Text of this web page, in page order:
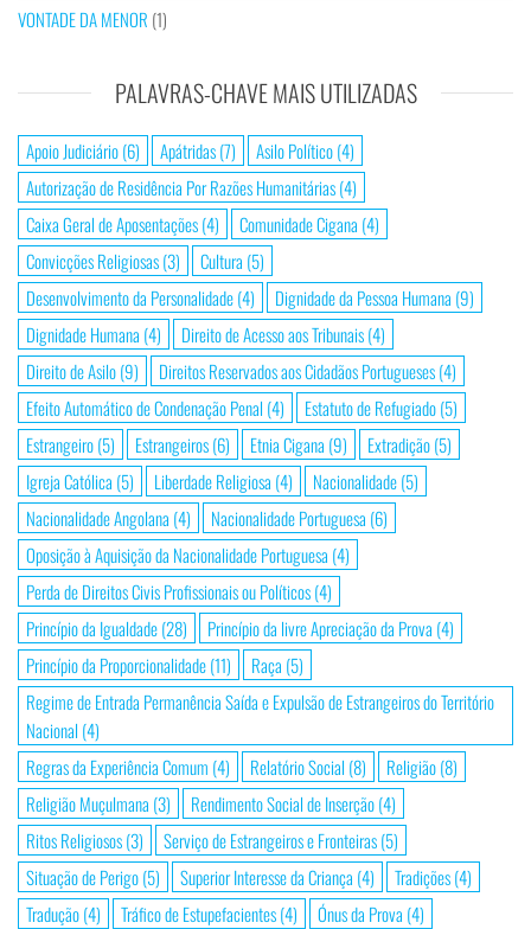
VONTADE DA MENOR (1)
PALAVRAS-CHAVE MAIS UTILIZADAS
Apoio Judiciário(6) Apátridas(7) Asilo Político(4)
Autorização de Residência Por Razões Humanitárias(4)
Caixa Geral de Aposentações(4) Comunidade Cigana (4)
Convicções Religiosas(3) Cultura (5)
Desenvolvimento da Personalidade(4) Dignidade da Pessoa Humana (9)
Dignidade Humana (4) Direito de Acesso aos Tribunais(4)
Direito de Asilo(9) Direitos Reservados aos Cidadãos Portugueses(4)
Efeito Automático de Condenação Penal (4) Estatuto de Refugiado(5)
Estrangeiro(5) Estrangeiros(6) Etnia Cigana (9) Extradição(5)
Igreja Católica (5) Liberdade Religiosa (4) Nacionalidade(5)
Nacionalidade Angolana (4) Nacionalidade Portuguesa (6)
Oposição à Aquisição da Nacionalidade Portuguesa (4)
Perda de Direitos Civis Profissionais ou Políticos(4)
Princípio da Igualdade(28) Princípio da livre Apreciação da Prova (4)
Princípio da Proporcionalidade(11) Raça (5)
Regime de Entrada Permanência Saída e Expulsão de Estrangeiros do Território
Nacional (4)
Regras da Experiência Comum (4) Relatório Social (8) Religião(8)
Religião Muçulmana (3) Rendimento Social de Inserção(4)
Ritos Religiosos(3) Serviço de Estrangeiros e Fronteiras(5)
Situação de Perigo(5) Superior Interesse da Criança (4) Tradições(4)
Tradução(4) Tráfico de Estupefacientes(4) Ónus da Prova (4)